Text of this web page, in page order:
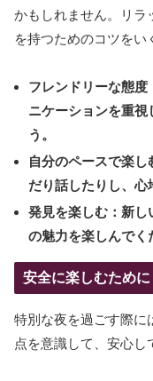
かもしれません。リラ
を持つためのコツをい
フレンドリーな態
ニケーションを重視
う。
自分のペースで楽
だり話したりし、心
発見を楽しむ：新し
の魅力を楽しんでく
安全に楽しむために
特別な夜を過ごす際に
点を意識して、安心し